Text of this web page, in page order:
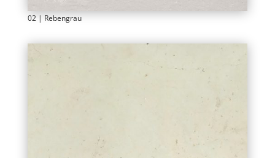
02 | Rebengrau